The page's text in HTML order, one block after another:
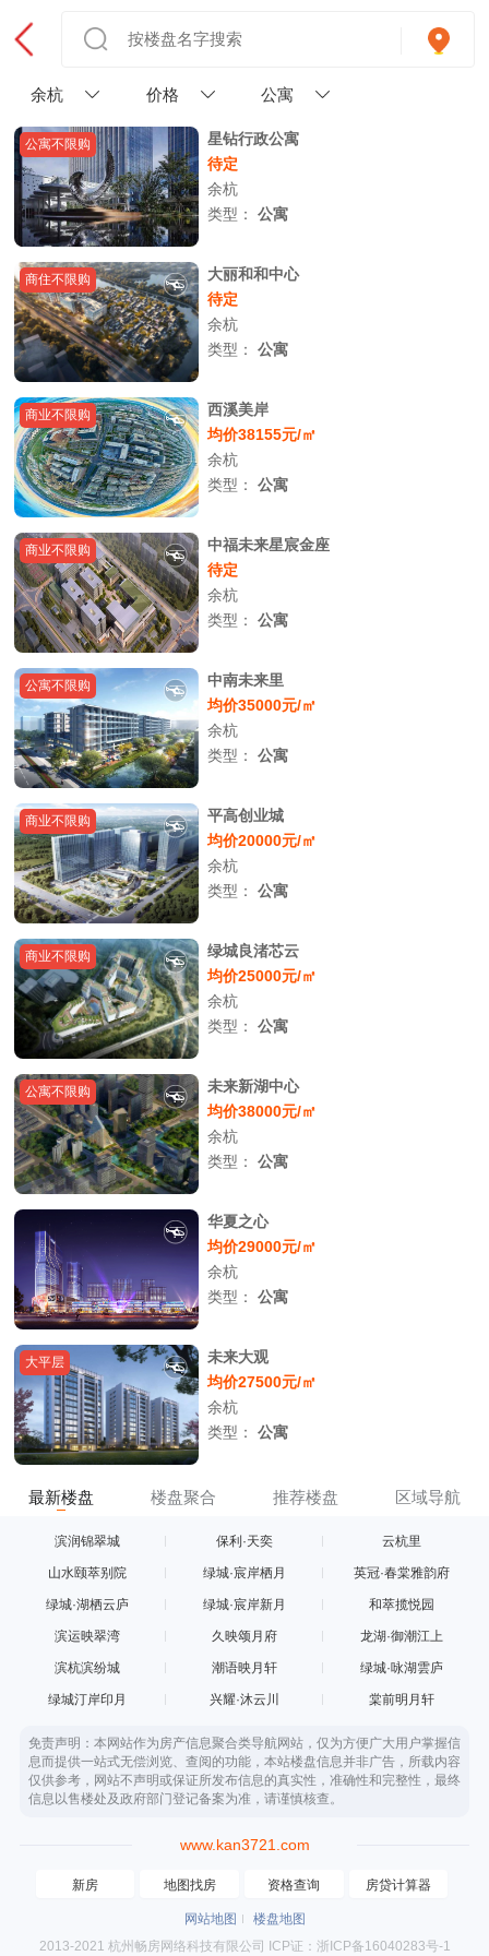
余杭 价格 公寓
公寓不限购
星钻行政公寓
待定
余杭
类型：公寓
商住不限购
大丽和和中心
待定
余杭
类型：公寓
商业不限购
西溪美岸
均价38155元/㎡
余杭
类型：公寓
商业不限购
中福未来星宸金座
待定
余杭
类型：公寓
公寓不限购
中南未来里
均价35000元/㎡
余杭
类型：公寓
商业不限购
平高创业城
均价20000元/㎡
余杭
类型：公寓
商业不限购
绿城良渚芯云
均价25000元/㎡
余杭
类型：公寓
公寓不限购
未来新湖中心
均价38000元/㎡
余杭
类型：公寓
华夏之心
均价29000元/㎡
余杭
类型：公寓
大平层
未来大观
均价27500元/㎡
余杭
类型：公寓
最新楼盘 楼盘聚合 推荐楼盘 区域导航
滨润锦翠城 保利·天奕 云杭里
山水颐萃别院 绿城·宸岸栖月 英冠·春棠雅韵府
绿城·湖栖云庐 绿城·宸岸新月 和萃揽悦园
滨运映翠湾 久映颂月府 龙湖·御潮江上
滨杭滨纷城 潮语映月轩 绿城·咏湖雲庐
绿城汀岸印月 兴耀·沐云川 棠前明月轩
免责声明：本网站作为房产信息聚合类导航网站，仅为方便广大用户掌握信
息而提供一站式无偿浏览、查阅的功能，本站楼盘信息并非广告，所载内容
仅供参考，网站不声明或保证所发布信息的真实性，准确性和完整性，最终
信息以售楼处及政府部门登记备案为准，请谨慎核查。
www.kan3721.com
新房 地图找房 资格查询 房贷计算器
网站地图
楼盘地图
2013-2021 杭州畅房网络科技有限公司 ICP证：浙ICP备16040283号-1